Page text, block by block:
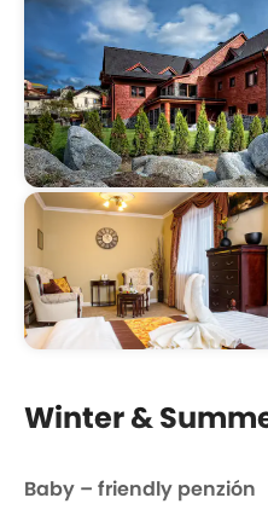
Winter &
Baby – friendly penzión